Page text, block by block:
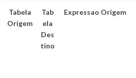
Tabela
Origem
Tab
ela
Des
tino
Expressao Origem